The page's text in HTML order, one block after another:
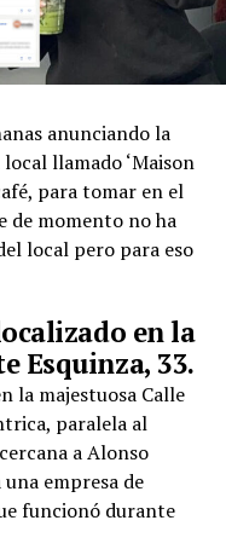
anunciando la
llamado ‘Maison
para tomar en el
de momento no ha
local pero para eso
en la
Esquinza, 33.
la majestuosa Calle
paralela al
a Alonso
empresa de
funcionó durante